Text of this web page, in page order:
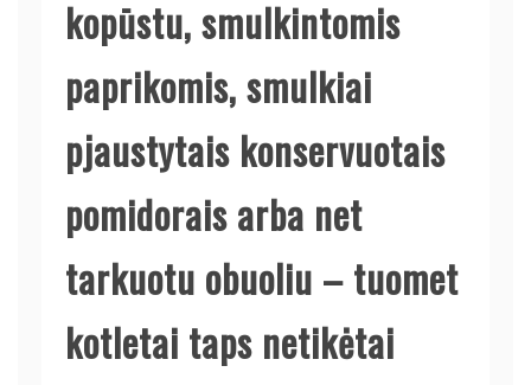
kopūstu, smulkintomis
paprikomis, smulkiai
pjaustytais konservuotais
pomidorais arba net
tarkuotu obuoliu – tuomet
kotletai taps netikėtai